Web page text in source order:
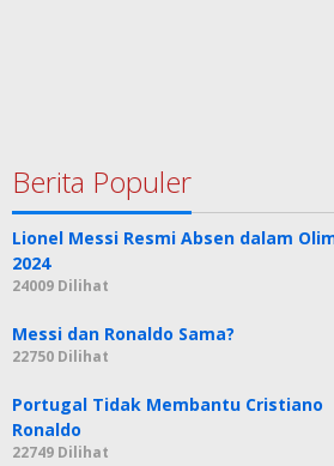
Berita Populer
Lionel Messi Resmi Absen dalam
2024
24009 Dilihat
Messi dan Ronaldo Sama?
22750 Dilihat
Portugal Tidak Membantu Cristiano
Ronaldo
22749 Dilihat